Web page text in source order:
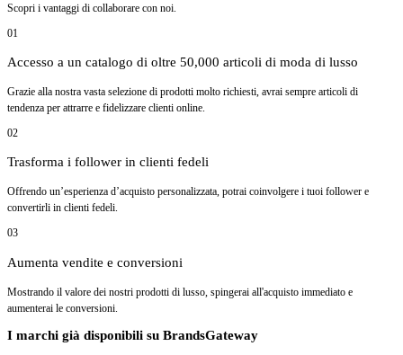
Scopri i vantaggi di collaborare con noi.
01
Accesso a un catalogo di oltre 50,000 articoli di moda di lusso
Grazie alla nostra vasta selezione di prodotti molto richiesti, avrai sempre articoli di
tendenza per attrarre e fidelizzare clienti online.
02
Trasforma i follower in clienti fedeli
Offrendo un’esperienza d’acquisto personalizzata, potrai coinvolgere i tuoi follower e
convertirli in clienti fedeli.
03
Aumenta vendite e conversioni
Mostrando il valore dei nostri prodotti di lusso, spingerai all'acquisto immediato e
aumenterai le conversioni.
I marchi già disponibili su BrandsGateway